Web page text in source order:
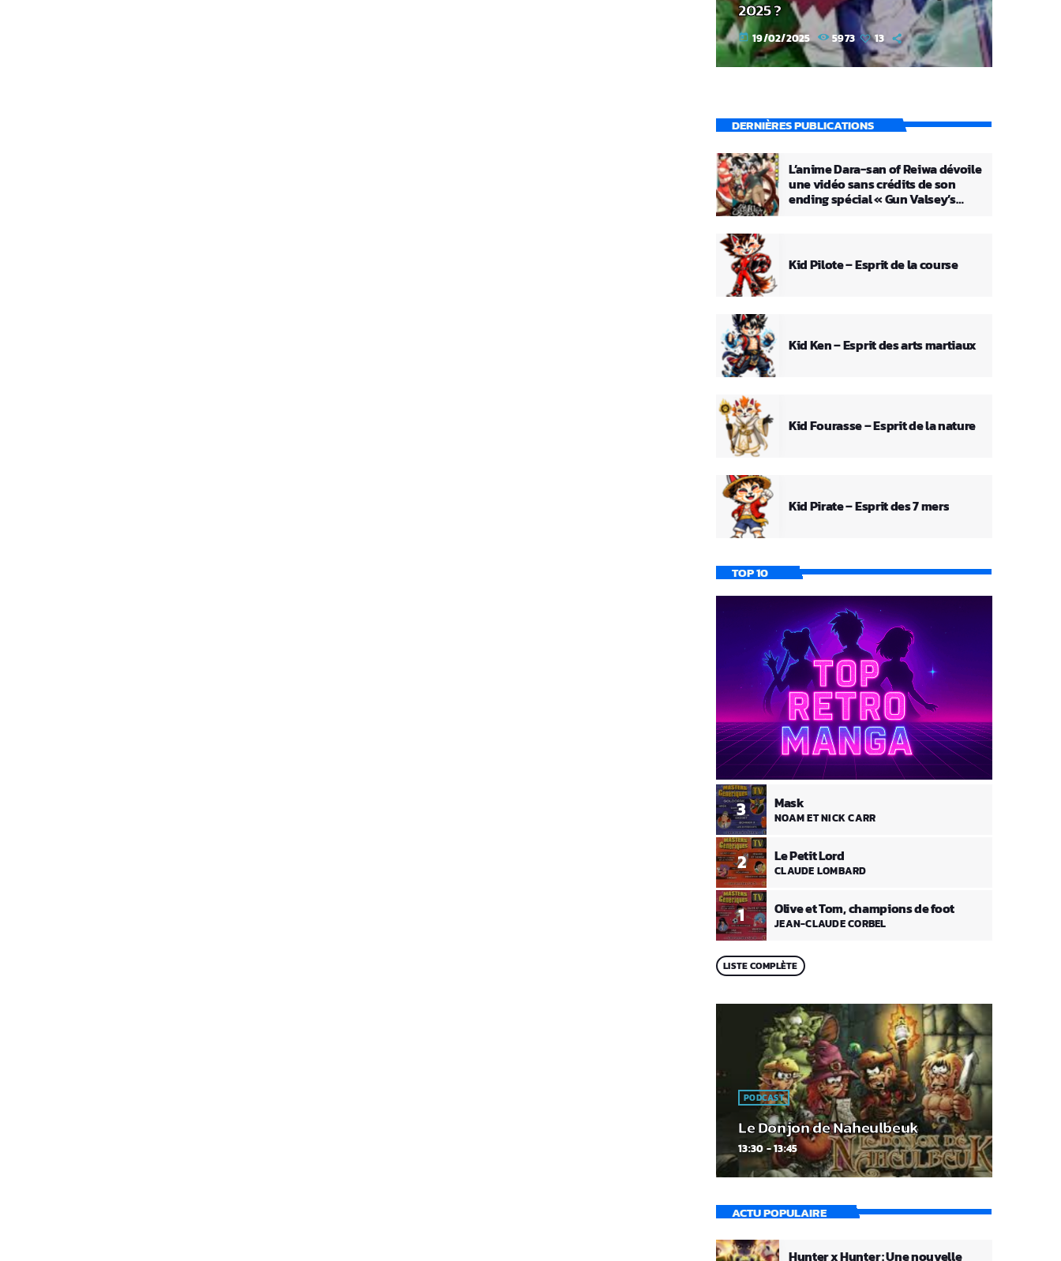
2025 ?
today 19/02/2025 5973 13
DERNIÈRES PUBLICATIONS
L’anime Dara-san of Reiwa dévoile
une vidéo sans crédits de son
ending spécial « Gun Valsey’s
Kid Pilote – Esprit de la course
Kid Ken – Esprit des arts martiaux
Kid Fourasse – Esprit de la nature
Kid Pirate – Esprit des 7 mers
TOP 10
1 Olive et Tom, champions de foot
JEAN-CLAUDE CORBEL
2 Le Petit Lord
CLAUDE LOMBARD
3 Mask
NOAM ET NICK CARR
LISTE COMPLÈTE
PODCAST
Le Donjon de Naheulbeuk
13:30 - 13:45
ACTU POPULAIRE
Hunter x Hunter : Une nouvelle